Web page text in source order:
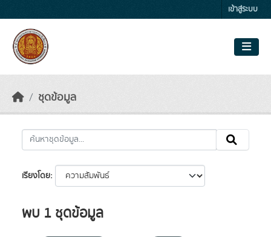
เข้าสู่ระบบ
ชุดข้อมูล
เรียงโดย
พบ 1 ชุดข้อมูล